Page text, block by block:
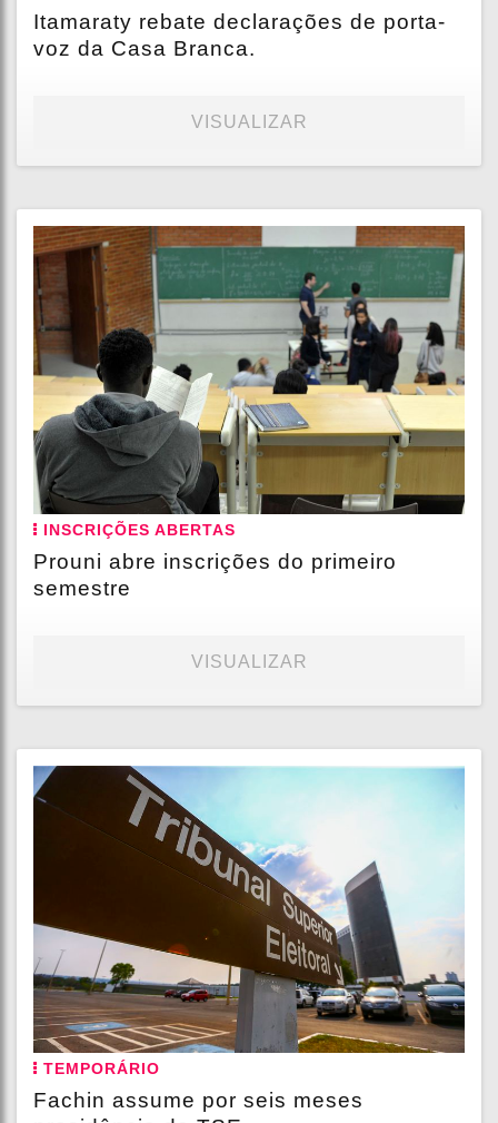
Itamaraty rebate declarações de porta-
voz da Casa Branca.
VISUALIZAR
INSCRIÇÕES ABERTAS
Prouni abre inscrições do primeiro
semestre
VISUALIZAR
TEMPORÁRIO
Fachin assume por seis meses